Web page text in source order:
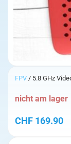
FPV / 5.8 GHz
CHF 169.90
nicht am lager